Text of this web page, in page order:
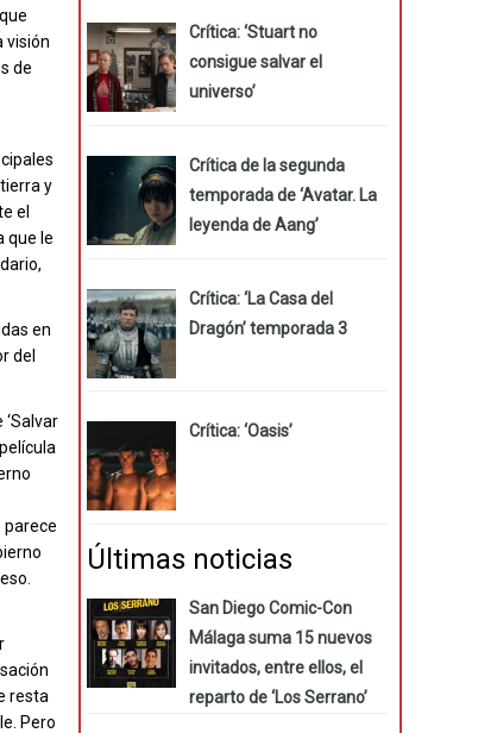
visión
de
tierra y
el
que le
en
del
parece
resta
Pero
Crítica: ‘Stuart no
consigue salvar el
universo’
Crítica de la segunda
temporada de ‘Avatar. La
leyenda de Aang’
Crítica: ‘La Casa del
Dragón’ temporada 3
Crítica: ‘Oasis’
Últimas noticias
San Diego Comic-Con
Málaga suma 15 nuevos
invitados, entre ellos, el
reparto de ‘Los Serrano’